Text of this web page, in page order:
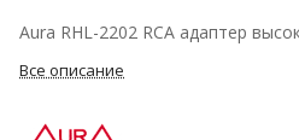
Aura RHL-2202 RCA адаптер
Все описание